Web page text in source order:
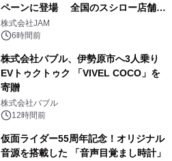
ペーンに登場 全国のスシロー店舗で
GR 4車種の FUNBOO(ミニカー)付き
メニューが展開されます
株式会社JAM
6時間前
株式会社バブル、伊勢原市へ3人乗り
EVトゥクトゥク 「VIVEL COCO」を
寄贈
株式会社バブル
12時間前
仮面ライダー55周年記念！オリジナル
音源を搭載した 「音声目覚まし時計」